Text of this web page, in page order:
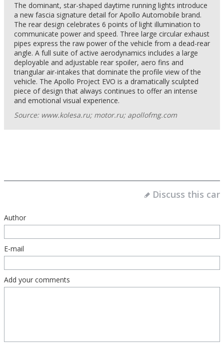
The dominant, star-shaped daytime running lights introduce
a new fascia signature detail for Apollo Automobile brand.
The rear design celebrates 6 points of light illumination to
communicate power and speed. Three large circular exhaust
pipes express the raw power of the vehicle from a dead-rear
angle. A full suite of active aerodynamics includes a large
deployable and adjustable rear spoiler, aero fins and
triangular air-intakes that dominate the profile view of the
vehicle. The Apollo Project EVO is a dramatically sculpted
piece of design that always continues to offer an intense
and emotional visual experience.
Source: www.kolesa.ru; motor.ru; apollofmg.com
Discuss this car
Author
E-mail
Add your comments